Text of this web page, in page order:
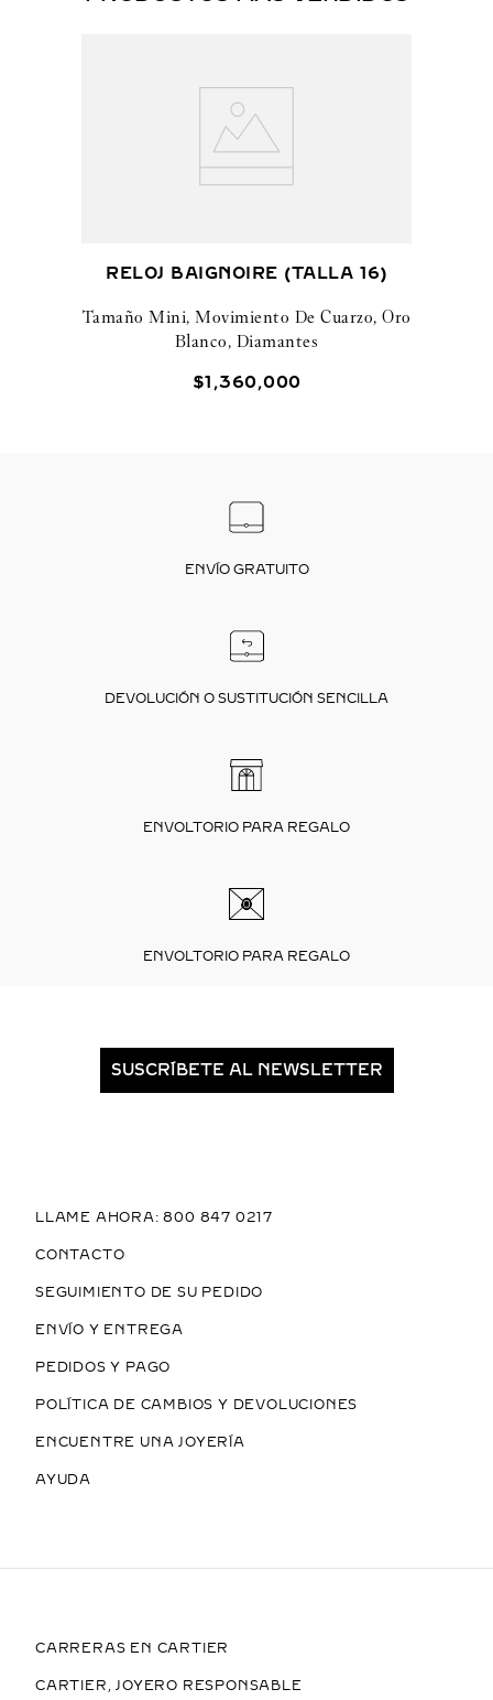
RELOJ BAIGNOIRE (TALLA 16)
Tamaño Mini, Movimiento De Cuarzo, Oro
Blanco, Diamantes
$1 ,360,000
ENVÍO GRATUITO
DEVOLUCIÓN O SUSTITUCIÓN SENCILLA
ENVOLTORIO PARA REGALO
ENVOLTORIO PARA REGALO
SUSCRÍBETE AL NEWSLETTER
LLAME AHORA: 800 847 0217
CONTACTO
SEGUIMIENTO DE SU PEDIDO
ENVÍO Y ENTREGA
PEDIDOS Y PAGO
POLÍTICA DE CAMBIOS Y DEVOLUCIONES
ENCUENTRE UNA JOYERÍA
AYUDA
CARRERAS EN CARTIER
CARTIER, JOYERO RESPONSABLE